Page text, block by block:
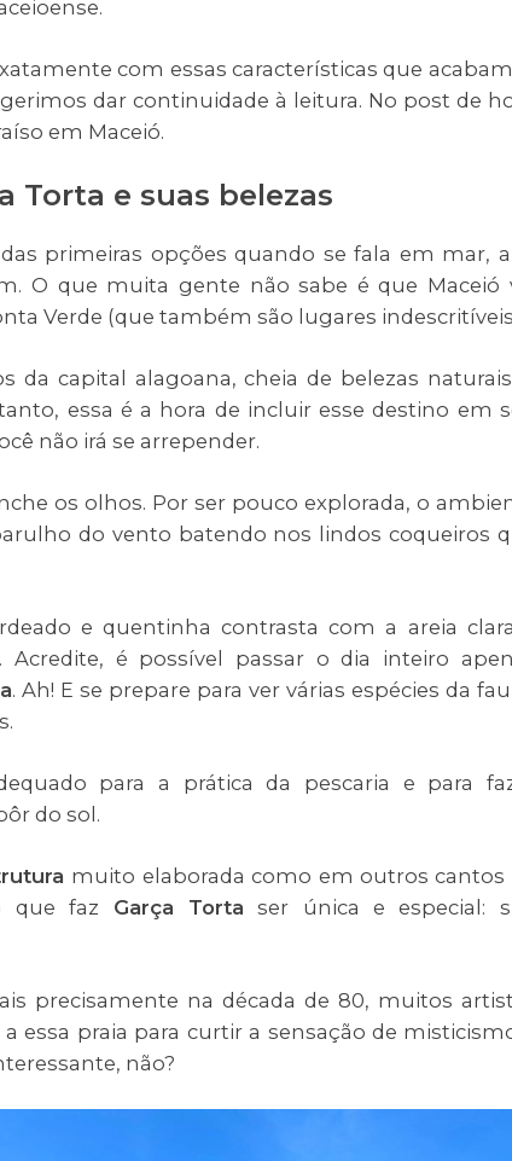
com essas características que
dar continuidade à leitura. No post de
em Maceió.
Torta e suas belezas
primeiras opções quando se fala em mar,
O que muita gente não sabe é que Maceió
Verde (que também são lugares
da capital alagoana, cheia de belezas
essa é a hora de incluir esse destino em
não irá se arrepender.
os olhos. Por ser pouco explorada, o
do vento batendo nos lindos coqueiros
e quentinha contrasta com a areia
é possível passar o dia inteiro
. Ah! E se prepare para ver várias espécies da
para a prática da pescaria e para
do sol.
muito elaborada como em outros cantos
que faz Garça Torta ser única e especial:
precisamente na década de 80, muitos
essa praia para curtir a sensação de
não?